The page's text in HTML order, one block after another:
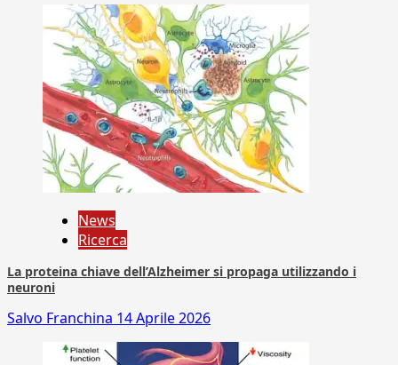
News
Ricerca
La proteina chiave dell’Alzheimer si propaga utilizzando i
neuroni
Salvo Franchina 14 Aprile 2026